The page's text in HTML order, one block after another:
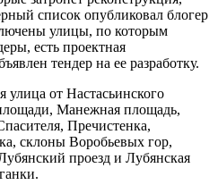
список опубликовал блогер
улицы, по которым
есть проектная
тендер на ее разработку.
улица от Настасьинского
Манежная площадь,
Пречистенка,
склоны Воробьевых гор,
проезд и Лубянская